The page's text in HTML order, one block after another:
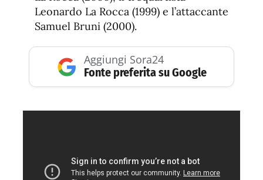
Leonardo La Rocca (1999) e l’attaccante
Samuel Bruni (2000).
Aggiungi Sora24
Fonte preferita su Google